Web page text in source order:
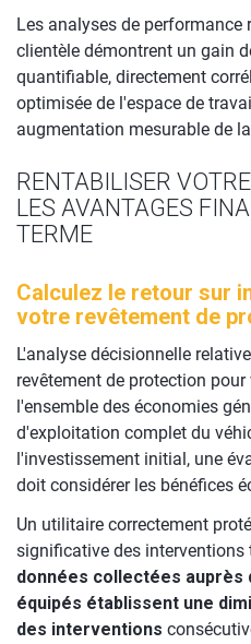
Les analyses de performance
clientèle démontrent un gain
quantifiable, directement
optimisée de l'espace de
augmentation mesurable de
RENTABILISER
LES AVANTAGES
TERME
Calculez le retour sur
votre revêtement de
L'analyse décisionnelle
revêtement de protection
l'ensemble des économies
d'exploitation complet du
l'investissement initial, une
doit considérer les bénéfices
Un utilitaire correctement
significative des interventions
données collectées
équipés établissent une
des interventions